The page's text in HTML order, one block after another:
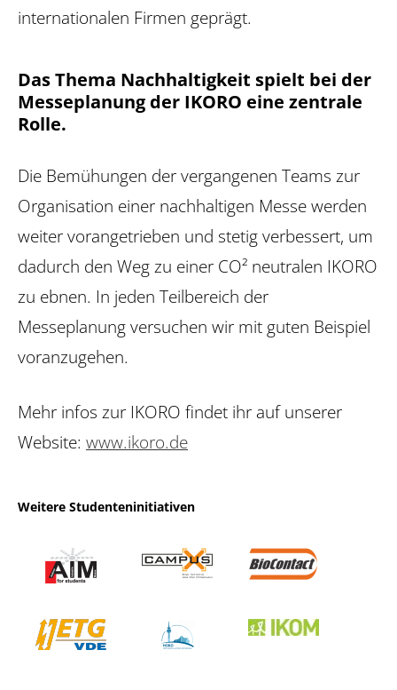
internationalen Firmen geprägt.
Das Thema Nachhaltigkeit spielt bei der
Messeplanung der IKORO eine zentrale
Rolle.
Die Bemühungen der vergangenen Teams zur
Organisation einer nachhaltigen Messe werden
weiter vorangetrieben und stetig verbessert, um
dadurch den Weg zu einer CO² neutralen IKORO
zu ebnen. In jeden Teilbereich der
Messeplanung versuchen wir mit guten Beispiel
voranzugehen.
Mehr infos zur IKORO findet ihr auf unserer
Website: www.ikoro.de
Weitere Studenteninitiativen